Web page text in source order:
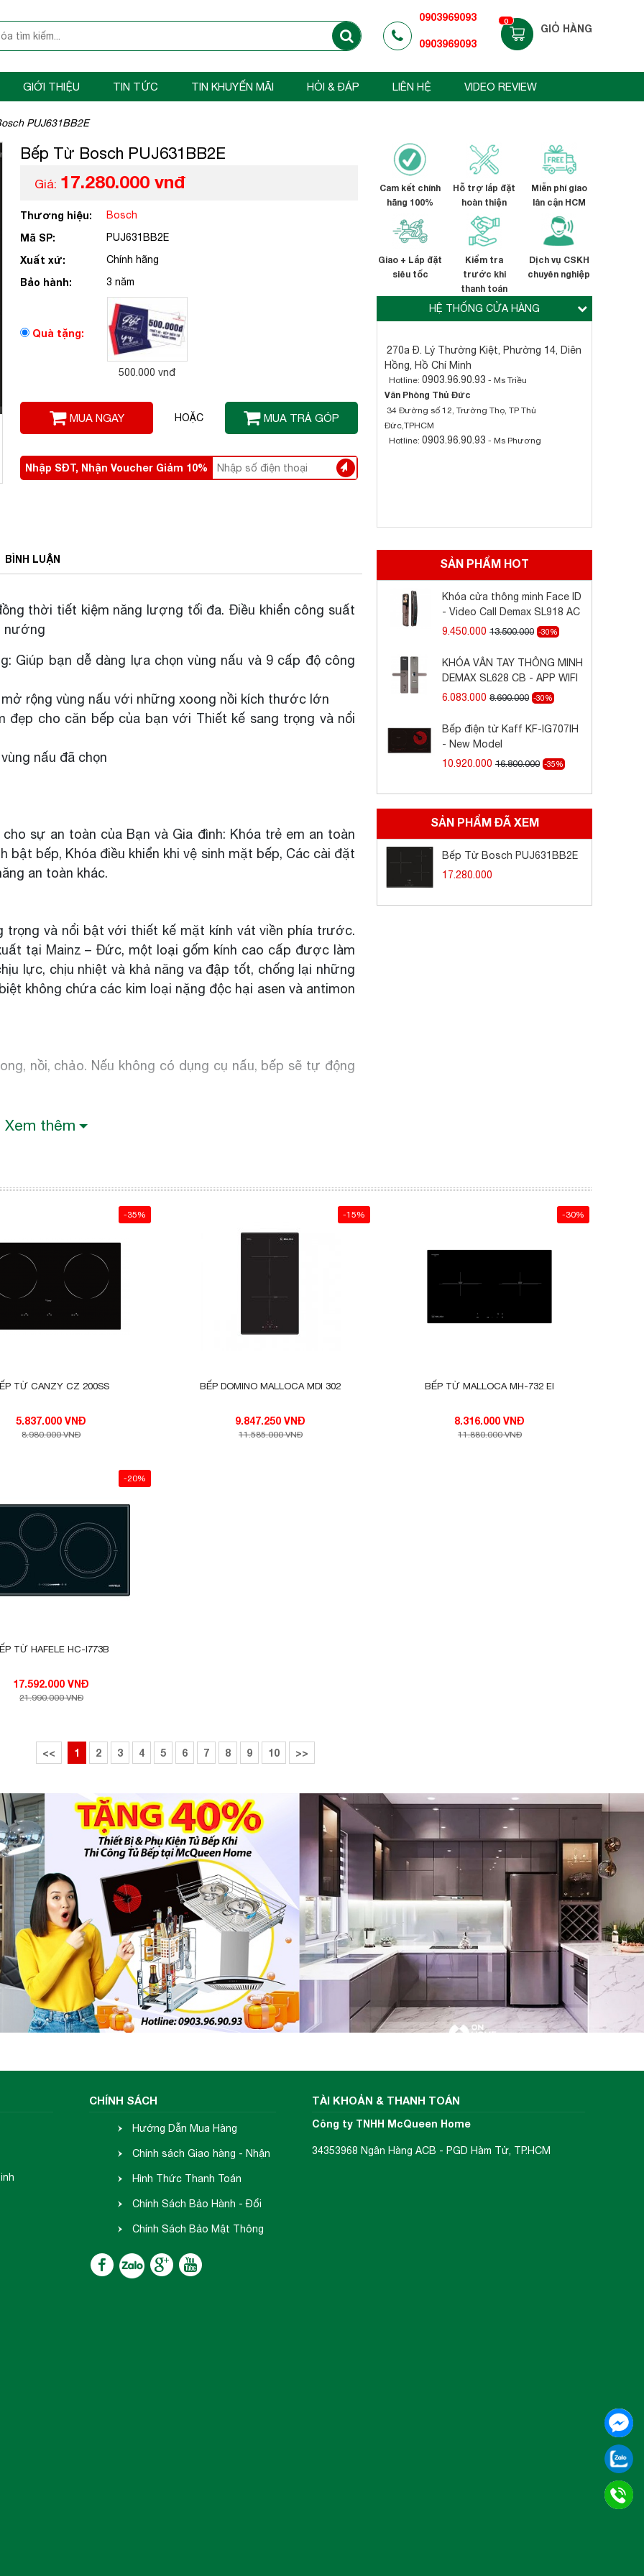
0903969093
0903969093
0
GIỎ HÀNG
GIỚI THIỆU TIN TỨC TIN KHUYẾN MÃI HỎI & ĐÁP LIÊN HỆ VIDEO REVIEW
PUJ631BB2E
Bếp Từ Bosch PUJ631BB2E
Giá: 17.280.000 vnđ
Thương hiệu: Bosch
Mã SP: PUJ631BB2E
Xuất xứ: Chính hãng
Bảo hành: 3 năm
Quà tặng:
500.000 vnđ
MUA NGAY HOẶC MUA TRẢ GÓP
Nhập SĐT, Nhận Voucher Giảm 10%
Cam kết chính
hãng 100%
Hỗ trợ lắp đặt
hoàn thiện
Miễn phí giao
lân cận HCM
Giao + Lắp đặt
siêu tốc
Kiểm tra
trước khi
thanh toán
Dịch vụ CSKH
chuyên nghiệp
HỆ THỐNG CỬA HÀNG
270a Đ. Lý Thường Kiệt, Phường 14, Diên
Hồng, Hồ Chí Minh
Hotline: 0903.96.90.93 - Ms Triều
Văn Phòng Thủ Đức
34 Đường số 12, Trường Thọ, TP Thủ
Đức,TPHCM
Hotline: 0903.96.90.93 - Ms Phương
BÌNH LUẬN
thời tiết kiệm năng lượng tối đa. Điều khiển công suất
nướng
Giúp bạn dễ dàng lựa chọn vùng nấu và 9 cấp độ công
rộng vùng nấu với những xoong nồi kích thước lớn
đẹp cho căn bếp của bạn với Thiết kế sang trọng và nổi
nấu đã chọn
sự an toàn của Bạn và Gia đình: Khóa trẻ em an toàn
bếp, Khóa điều khiển khi vệ sinh mặt bếp, Các cài đặt
an toàn khác.
trọng và nổi bật với thiết kế mặt kính vát viền phía trước.
tại Mainz – Đức, một loại gốm kính cao cấp được làm
lực, chịu nhiệt và khả năng va đập tốt, chống lại những
không chứa các kim loại nặng độc hại asen và antimon
nồi, chảo. Nếu không có dụng cụ nấu, bếp sẽ tự động
Bạn có thể nấu 2 lít nước sôi nhanh gấp 3 lần so với các
Xem thêm
SẢN PHẨM HOT
Khóa cửa thông minh Face ID
- Video Call Demax SL918 AC
9.450.000 13.500.000 -30%
KHÓA VÂN TAY THÔNG MINH
DEMAX SL628 CB - APP WIFI
6.083.000 8.690.000 -30%
Bếp điện từ Kaff KF-IG707IH
- New Model
10.920.000 16.800.000 -35%
SẢN PHẨM ĐÃ XEM
Bếp Từ Bosch PUJ631BB2E
17.280.000
-35%
TỪ CANZY CZ 200SS
5.837.000 VNĐ
8.980.000 VNĐ
-15%
BẾP DOMINO MALLOCA MDI 302
9.847.250 VNĐ
11.585.000 VNĐ
-30%
BẾP TỪ MALLOCA MH-732 EI
8.316.000 VNĐ
11.880.000 VNĐ
-20%
TỪ HAFELE HC-I773B
17.592.000 VNĐ
21.990.000 VNĐ
<< 1 2 3 4 5 6 7 8 9 10 >>
CHÍNH SÁCH
Hướng Dẫn Mua Hàng
Chính sách Giao hàng - Nhận
hàng
Hình Thức Thanh Toán
Chính Sách Bảo Hành - Đổi
Trả
Chính Sách Bảo Mật Thông
Tin
TÀI KHOẢN & THANH TOÁN
Công ty TNHH McQueen Home
34353968 Ngân Hàng ACB - PGD Hàm Tử, TP.HCM